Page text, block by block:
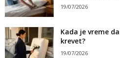
19/07/2026
Kada je vreme
krevet?
19/07/2026